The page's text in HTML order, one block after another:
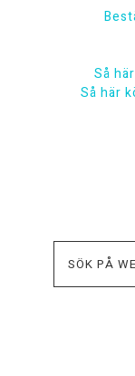
Så
Så här